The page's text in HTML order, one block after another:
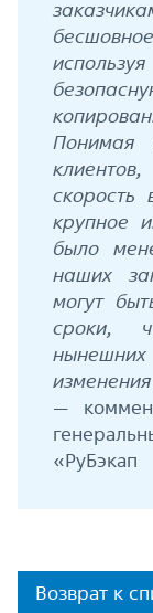
Понимая
скорость
крупное
было
наших
могут
сроки,
—
«РуБэкап
Возврат к